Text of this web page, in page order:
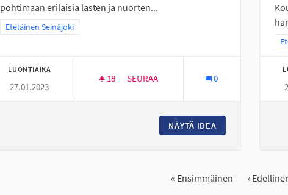
pohtimaan erilaisia lasten ja nuorten...
Rajaa tulokset teeman mukaan: Eteläinen Seinäjoki
Eteläinen Seinäjoki
LUONTIAIKA
27.01.2023
18 18 SEURAAJAA
SEURAA 0
NÄYTÄ IDEA
« Ensimmäinen ‹